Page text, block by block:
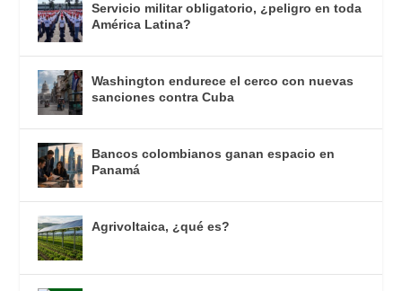
Servicio militar obligatorio, ¿peligro en toda
América Latina?
Washington endurece el cerco con nuevas
sanciones contra Cuba
Bancos colombianos ganan espacio en
Panamá
Agrivoltaica, ¿qué es?